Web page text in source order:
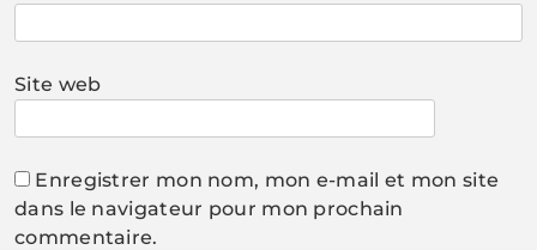
Site web
Enregistrer mon nom, mon e-mail et mon site
dans le navigateur pour mon prochain
commentaire.